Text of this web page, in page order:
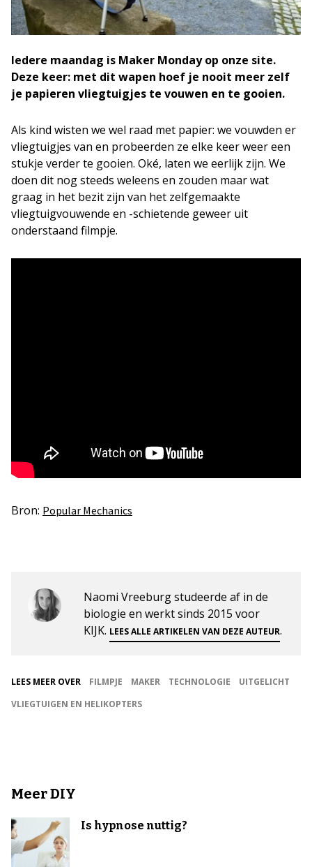
Iedere maandag is Maker Monday op onze site.
Deze keer: met dit wapen hoef je nooit meer zelf
je papieren vliegtuigjes te vouwen en te gooien.
Als kind wisten we wel raad met papier: we vouwden er
vliegtuigjes van en probeerden ze elke keer weer een
stukje verder te gooien. Oké, laten we eerlijk zijn. We
doen dit nog steeds weleens en zouden maar wat
graag in het bezit zijn van het zelfgemaakte
vliegtuigvouwende en -schietende geweer uit
onderstaand filmpje.
Bron: Popular Mechanics
Naomi Vreeburg studeerde af in de
biologie en werkt sinds 2015 voor
KIJK. LEES ALLE ARTIKELEN VAN DEZE AUTEUR.
LEES MEER OVER FILMPJE MAKER TECHNOLOGIE
UITGELICHT
VLIEGTUIGEN EN HELIKOPTERS
Meer DIY
Is hypnose nuttig?